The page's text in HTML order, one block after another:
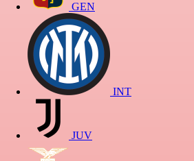
GEN
INT
JUV